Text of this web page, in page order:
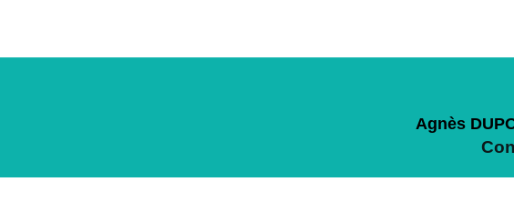
Agnès